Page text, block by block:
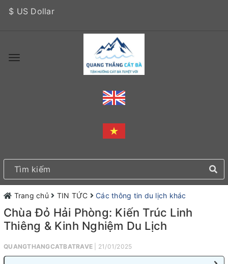
$ US Dollar
Trang chủ TIN TỨC Các thông tin du lịch khác
Chùa Đỏ Hải Phòng: Kiến Trúc Linh
Thiêng & Kinh Nghiệm Du Lịch
QUANGTHANGCATBATRAVE | 21/01/2025